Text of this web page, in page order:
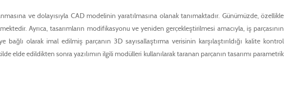
ve dolayısıyla CAD modelinin yaratılmasına olanak tanımaktadır. Günümüzde, özellikle
Ayrıca, tasarımların modifikasyonu ve yeniden gerçekleştirilmesi amacıyla, iş parçasının
olarak imal edilmiş parçanın 3D sayısallaştırma verisinin karşılaştırıldığı kalite kontrol
elde edildikten sonra yazılımın ilgili modülleri kullanılarak taranan parçanın tasarımı parametrik